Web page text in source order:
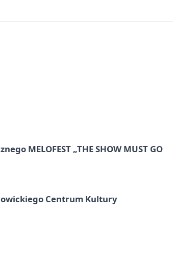
MELOFEST „THE SHOW MUST GO
Centrum Kultury